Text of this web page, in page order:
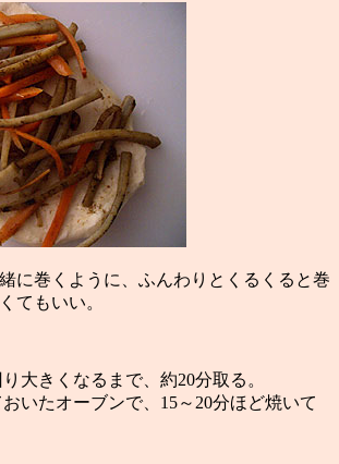
に巻くように、ふんわりとくるくると巻
てもいい。
大きくなるまで、約20分取る。
いたオーブンで、15～20分ほど焼いて